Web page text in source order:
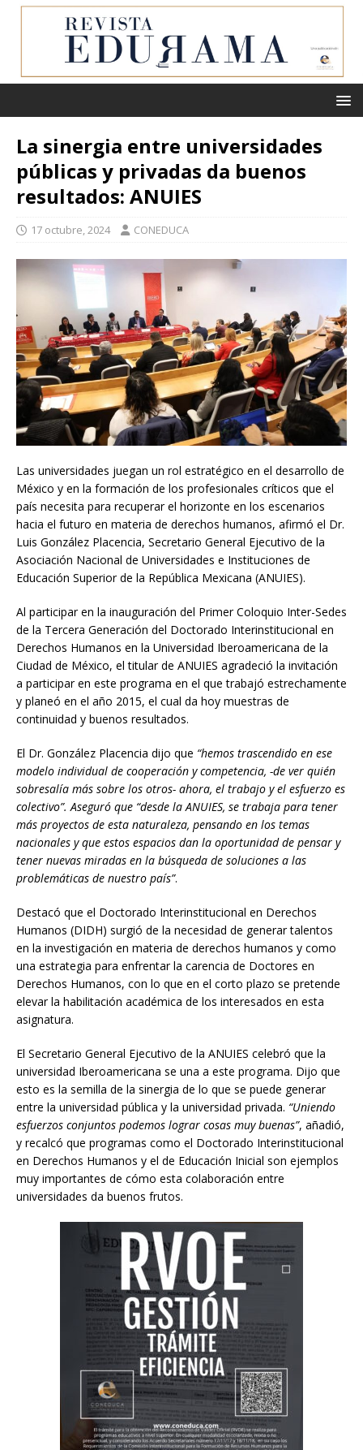
La sinergia entre universidades
públicas y privadas da buenos
resultados: ANUIES
17 octubre, 2024 CONEDUCA
Las universidades juegan un rol estratégico en el desarrollo de
México y en la formación de los profesionales críticos que el
país necesita para recuperar el horizonte en los escenarios
hacia el futuro en materia de derechos humanos, afirmó el Dr.
Luis González Placencia, Secretario General Ejecutivo de la
Asociación Nacional de Universidades e Instituciones de
Educación Superior de la República Mexicana (ANUIES).
Al participar en la inauguración del Primer Coloquio Inter-Sedes
de la Tercera Generación del Doctorado Interinstitucional en
Derechos Humanos en la Universidad Iberoamericana de la
Ciudad de México, el titular de ANUIES agradeció la invitación
a participar en este programa en el que trabajó estrechamente
y planeó en el año 2015, el cual da hoy muestras de
continuidad y buenos resultados.
El Dr. González Placencia dijo que “hemos trascendido en ese
modelo individual de cooperación y competencia, -de ver quién
sobresalía más sobre los otros- ahora, el trabajo y el esfuerzo es
colectivo”. Aseguró que “desde la ANUIES, se trabaja para tener
más proyectos de esta naturaleza, pensando en los temas
nacionales y que estos espacios dan la oportunidad de pensar y
tener nuevas miradas en la búsqueda de soluciones a las
problemáticas de nuestro país”.
Destacó que el Doctorado Interinstitucional en Derechos
Humanos (DIDH) surgió de la necesidad de generar talentos
en la investigación en materia de derechos humanos y como
una estrategia para enfrentar la carencia de Doctores en
Derechos Humanos, con lo que en el corto plazo se pretende
elevar la habilitación académica de los interesados en esta
asignatura.
El Secretario General Ejecutivo de la ANUIES celebró que la
universidad Iberoamericana se una a este programa. Dijo que
esto es la semilla de la sinergia de lo que se puede generar
entre la universidad pública y la universidad privada. “Uniendo
esfuerzos conjuntos podemos lograr cosas muy buenas”, añadió,
y recalcó que programas como el Doctorado Interinstitucional
en Derechos Humanos y el de Educación Inicial son ejemplos
muy importantes de cómo esta colaboración entre
universidades da buenos frutos.